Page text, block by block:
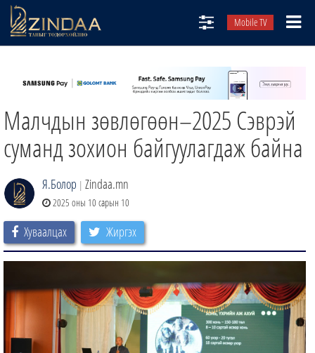
Mobile TV
ТВ8
ӨГЛӨӨНИЙ СОНИН
АУДИО ЗОХИОЛ
ЗИНДАА СЭТГҮҮЛ
Малчдын зөвлөгөөн–2025 Сэврэй
суманд зохион байгуулагдаж байна
Я.Болор | Zindaa.mn
2025 оны 10 сарын 10
Хуваалцах Жиргэх